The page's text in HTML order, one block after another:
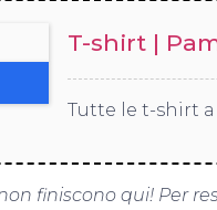
T-shirt |
Tutte le t-shirt a
finiscono qui! Per